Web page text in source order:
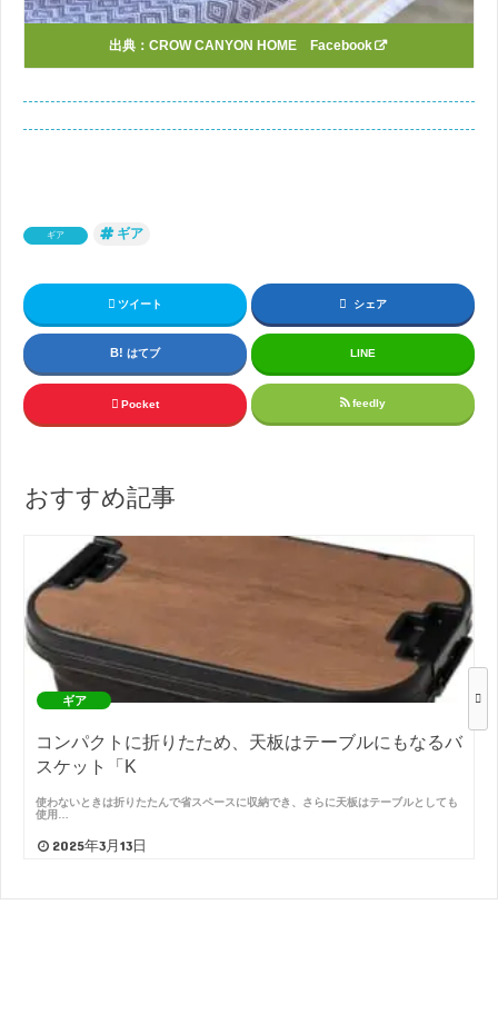
出典： CROW CANYON HOME Facebook
ギア ギア
ツイート シェア
はてブ LINE
Pocket feedly
おすすめ記事
ギア
コンパクトに折りたため、天板はテーブルにもなるバ
スケット「K
使わないときは折りたたんで省スペースに収納でき、さらに天板はテーブルとしても
使用…
2025年3月13日